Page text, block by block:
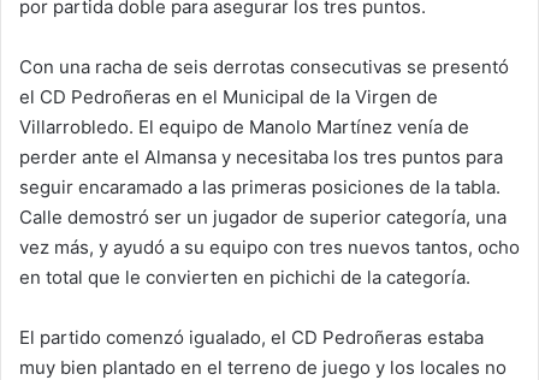
por partida doble para asegurar los tres puntos.
Con una racha de seis derrotas consecutivas se presentó
el CD Pedroñeras en el Municipal de la Virgen de
Villarrobledo. El equipo de Manolo Martínez venía de
perder ante el Almansa y necesitaba los tres puntos para
seguir encaramado a las primeras posiciones de la tabla.
Calle demostró ser un jugador de superior categoría, una
vez más, y ayudó a su equipo con tres nuevos tantos, ocho
en total que le convierten en pichichi de la categoría.
El partido comenzó igualado, el CD Pedroñeras estaba
muy bien plantado en el terreno de juego y los locales no